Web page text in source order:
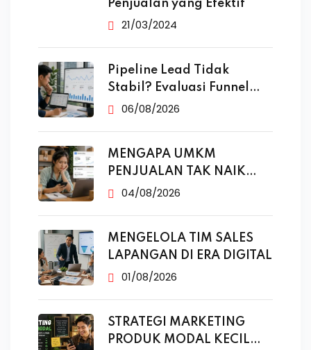
Penjualan yang Efektif
21/03/2024
Pipeline Lead Tidak
Stabil? Evaluasi Funnel
Marketing
06/08/2026
MENGAPA UMKM
PENJUALAN TAK NAIK
MESKI SUDAH
04/08/2026
MENGELOLA TIM SALES
LAPANGAN DI ERA DIGITAL
01/08/2026
STRATEGI MARKETING
PRODUK MODAL KECIL